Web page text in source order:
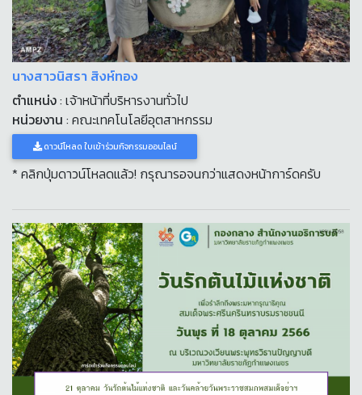
นางสาวนิสรา สิงห์ทอง
ตำแหน่ง: เจ้าหน้าที่บริหารงานทั่วไป
หน่วยงาน : คณะเทคโนโลยีอุตสาหกรรม
ดาวน์โหลด ใบเข้าร่วมกิจกรรมออนไลน์
* คลิกปุ่มดาวน์โหลดแล้ว! กรุณารอจนกว่าแสดงหน้าการ์ดครับ